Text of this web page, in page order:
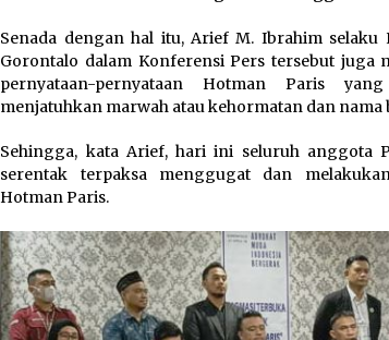
Senada dengan hal itu, Arief M. Ibrahim selaku
Gorontalo dalam Konferensi Pers tersebut juga
pernyataan-pernyataan Hotman Paris
menjatuhkan marwah atau kehormatan dan nama
Sehingga, kata Arief, hari ini seluruh anggota
serentak terpaksa menggugat dan
Hotman Paris.